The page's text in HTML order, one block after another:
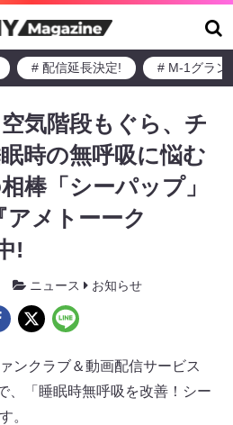
# 配信延長決定! # M-1グラン
気階段もぐら、チ
時の無呼吸に悩む
棒「シーパップ」
メトーーク
!
ニュース お知らせ
ンクラブ＆動画配信サービス
、「睡眠時無呼吸を改善！シー
。